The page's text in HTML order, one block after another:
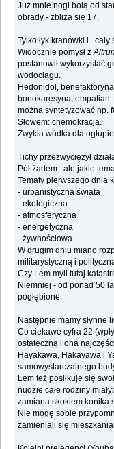
Już mnie nogi bolą od
obrady - zbliża się 17.
Tylko łyk kranówki
Widocznie pomysł z
postanowił wykorzystać
wodociągu.
Hedonidol,
bonokaresyna,
można syntetyzować np.
Słowem: chemokracja.
Zwykła wódka dla
Tichy przezwyciężył
Pół żartem...ale jakie
Tematy pierwszego dnia
- urbanistyczna świata
- ekologiczna
- atmosferyczna
- energetyczna
- żywnościowa
W drugim dniu miano
militarystyczną i
Czy Lem myli tutaj
Niemniej - od ponad 50
pogłębione.
Następnie mamy słynne
Co ciekawe cyfra 22
ostateczną i ona
Hayakawa, Hakayawa i
samowystarczalnego
Lem też posiłkuje się
nudzie całe rodziny
zamiana skokiem konika
Nie mogę sobie
zamieniali się